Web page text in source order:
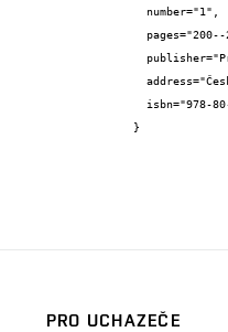
}
PRO UCHAZEČE